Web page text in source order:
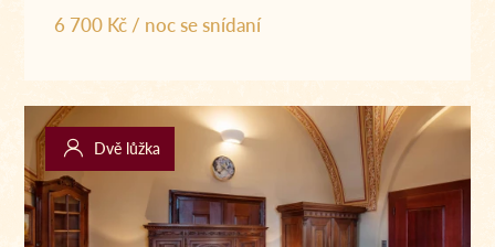
6 700 Kč / noc se snídaní
Dvě lůžka